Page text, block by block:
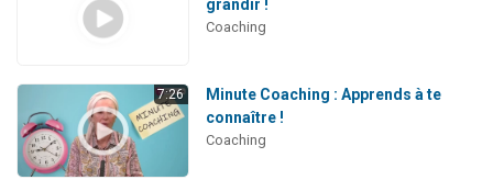
grandir !
Coaching
7:26
Minute Coaching : Apprends à te
connaître !
Coaching